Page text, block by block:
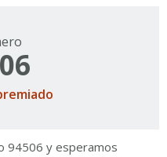
94506 y esperamos